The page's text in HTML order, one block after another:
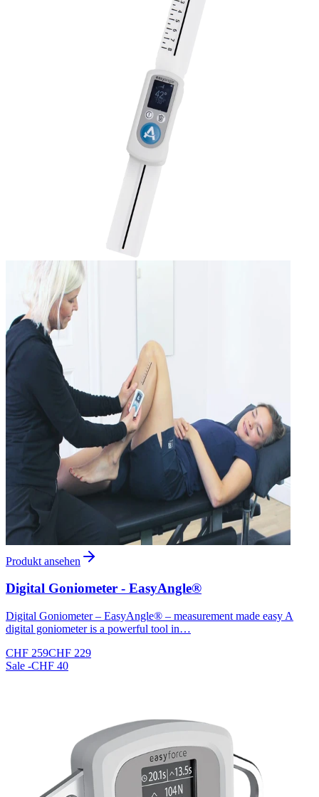
Produkt ansehen
Digital Goniometer - EasyAngle®
Digital Goniometer – EasyAngle® – measurement made easy A
digital goniometer is a powerful tool in…
CHF 259CHF 229
Sale -CHF 40